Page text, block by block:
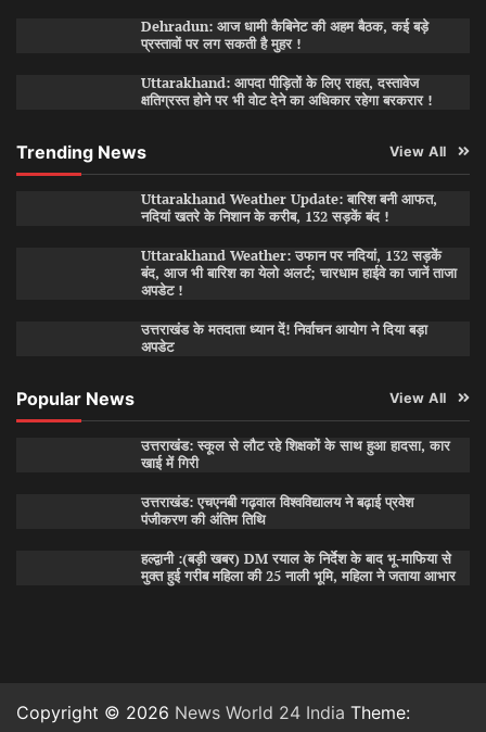
Dehradun: आज धामी कैबिनेट की अहम बैठक, कई बड़े
प्रस्तावों पर लग सकती है मुहर !
Uttarakhand: आपदा पीड़ितों के लिए राहत, दस्तावेज
क्षतिग्रस्त होने पर भी वोट देने का अधिकार रहेगा बरकरार !
Trending News View All
Uttarakhand Weather Update: बारिश बनी आफत,
नदियां खतरे के निशान के करीब, 132 सड़कें बंद !
Uttarakhand Weather: उफान पर नदियां, 132 सड़कें
बंद, आज भी बारिश का येलो अलर्ट; चारधाम हाईवे का जानें ताजा
अपडेट !
उत्तराखंड के मतदाता ध्यान दें! निर्वाचन आयोग ने दिया बड़ा
अपडेट
Popular News View All
उत्तराखंड: स्कूल से लौट रहे शिक्षकों के साथ हुआ हादसा, कार
खाई में गिरी
उत्तराखंड: एचएनबी गढ़वाल विश्वविद्यालय ने बढ़ाई प्रवेश
पंजीकरण की अंतिम तिथि
हल्द्वानी :(बड़ी खबर) DM रयाल के निर्देश के बाद भू-माफिया से
मुक्त हुई गरीब महिला की 25 नाली भूमि, महिला ने जताया आभार
Copyright © 2026 News World 24 India Theme: